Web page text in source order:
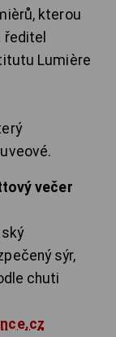
kterou
Lumière
večer
sýr,
chuti